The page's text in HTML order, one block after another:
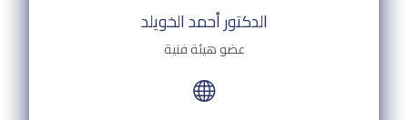
الدكتور أحمد الخويلد
عضو هيئة فنية